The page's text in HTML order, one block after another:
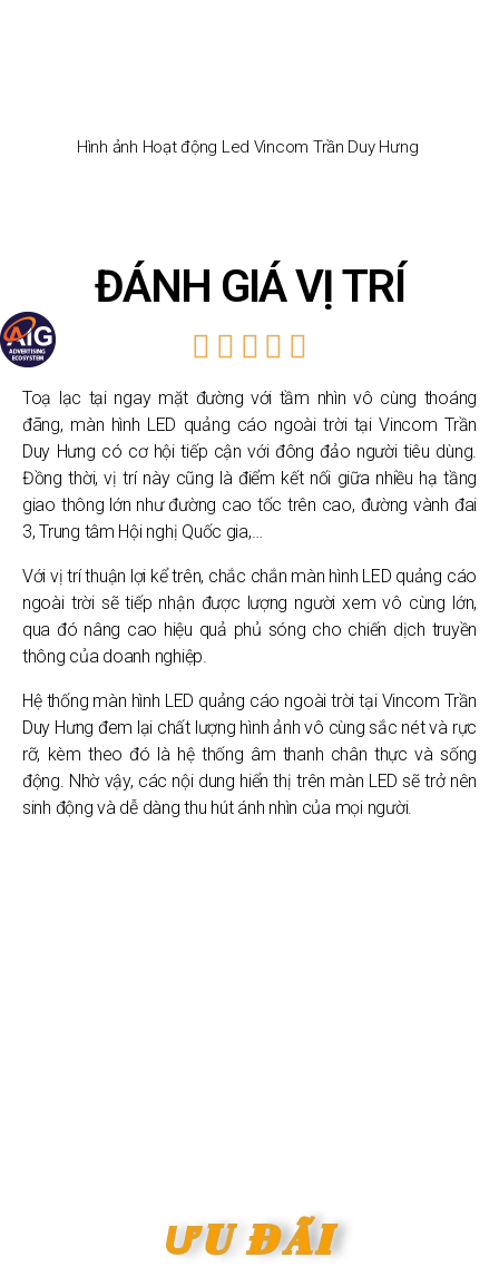
Hình ảnh Hoạt động Led Vincom Trần Duy Hưng
ĐÁNH GIÁ VỊ TRÍ
Toạ lạc tại ngay mặt đường với tầm nhìn vô cùng thoáng
đãng, màn hình LED quảng cáo ngoài trời tại Vincom Trần
Duy Hưng có cơ hội tiếp cận với đông đảo người tiêu dùng.
Đồng thời, vị trí này cũng là điểm kết nối giữa nhiều hạ tầng
giao thông lớn như đường cao tốc trên cao, đường vành đai
3, Trung tâm Hội nghị Quốc gia,…
Với vị trí thuận lợi kể trên, chắc chắn màn hình LED quảng cáo
ngoài trời sẽ tiếp nhận được lượng người xem vô cùng lớn,
qua đó nâng cao hiệu quả phủ sóng cho chiến dịch truyền
thông của doanh nghiệp.
Hệ thống màn hình LED quảng cáo ngoài trời tại Vincom Trần
Duy Hưng đem lại chất lượng hình ảnh vô cùng sắc nét và rực
rỡ, kèm theo đó là hệ thống âm thanh chân thực và sống
động. Nhờ vậy, các nội dung hiển thị trên màn LED sẽ trở nên
sinh động và dễ dàng thu hút ánh nhìn của mọi người.
ƯU ĐÃI